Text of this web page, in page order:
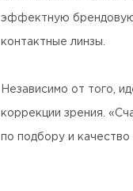
эффектную брендовую
контактные линзы.
Независимо от того,
коррекции зрения.
по подбору и качество